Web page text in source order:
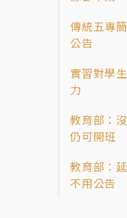
傳統五專
公告
實習對學
力
教育部：
仍可開班
教育部：
不用公告